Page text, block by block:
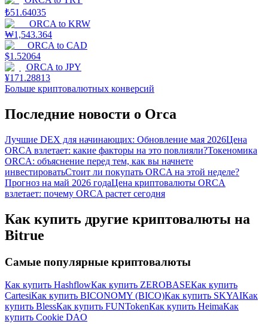
₺51.64035
ORCA to KRW
₩1,543.364
ORCA to CAD
$1.52064
ORCA to JPY
¥171.28813
Больше криптовалютных конверсий
Последние новости о Orca
Лучшие DEX для начинающих: Обновление мая 2026Цена
ORCA взлетает: какие факторы на это повлияли?Токеномика
ORCA: объяснение перед тем, как вы начнете
инвестироватьСтоит ли покупать ORCA на этой неделе?
Прогноз на май 2026 годаЦена криптовалюты ORCA
взлетает: почему ORCA растет сегодня
Как купить другие криптовалюты на
Bitrue
Самые популярные криптовалюты
Как купить HashflowКак купить ZEROBASEКак купить
CartesiКак купить BICONOMY (BICO)Как купить SKYAIКак
купить BlessКак купить FUNTokenКак купить HeimaКак
купить Cookie DAO